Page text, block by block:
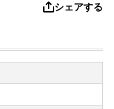
シェアする